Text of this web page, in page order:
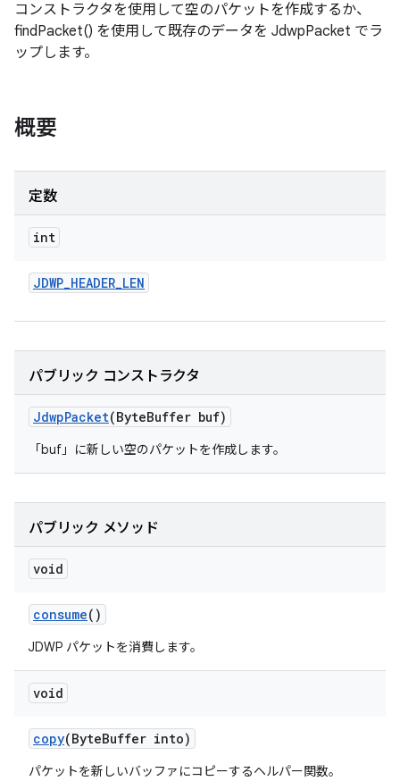
コンストラクタを使用して空のパケットを作成するか、
findPacket() を使用して既存のデータを JdwpPacket でラ
ップします。
概要
定数
int
JDWP_HEADER_LEN
パブリック コンストラクタ
JdwpPacket(ByteBuffer buf)
「buf」に新しい空のパケットを作成します。
パブリック メソッド
void
consume()
JDWP パケットを消費します。
void
copy(ByteBuffer into)
パケットを新しいバッファにコピーするヘルパー関数。